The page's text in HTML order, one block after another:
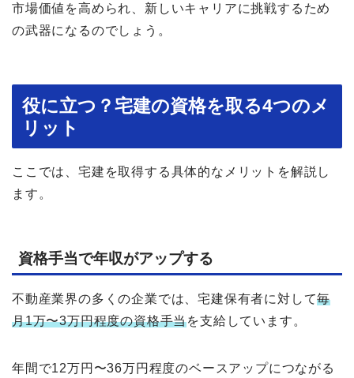
市場価値を高められ、新しいキャリアに挑戦するため
の武器になるのでしょう。
役に立つ？宅建の資格を取る4つのメ
リット
ここでは、宅建を取得する具体的なメリットを解説し
ます。
資格手当で年収がアップする
不動産業界の多くの企業では、宅建保有者に対して毎
月1万〜3万円程度の資格手当を支給しています。
年間で12万円〜36万円程度のベースアップにつながる